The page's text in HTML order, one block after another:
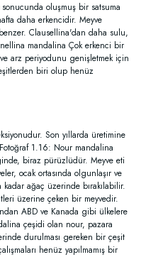
oluşmuş bir satsuma
daha erkencidir. Meyve
Clausellina'dan daha sulu,
mandalina Çok erkenci bir
arz periyodunu genişletmek için
biri olup henüz
Son yıllarda üretimine
1.16: Nour mandalina
biraz pürüzlüdür. Meyve eti
ocak ortasında olgunlaşır ve
kadar ağaç üzerinde bırakılabilir.
üzerine çeken bir meyvedir.
ABD ve Kanada gibi ülkelere
çeşidi olan nour, pazara
durulması gereken bir çeşit
henüz yapılmamış bir